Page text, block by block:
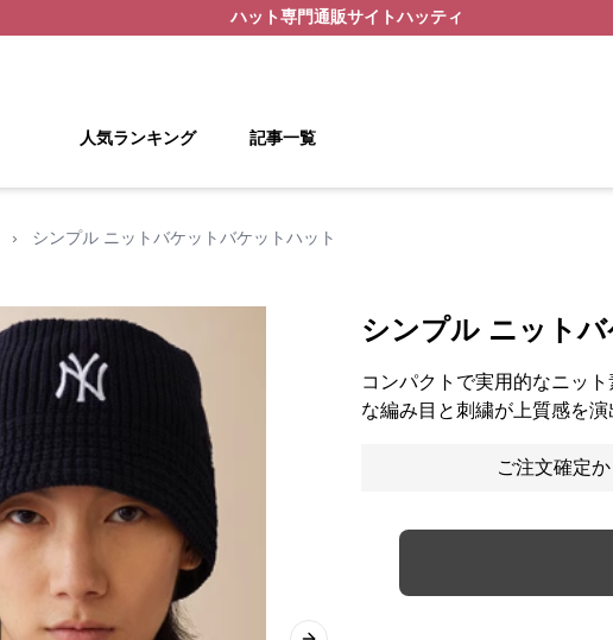
ハット専門通販サイトハッティ
人気ランキング 記事一覧
› シンプル ニットバケットバケットハット
シンプル ニット
コンパクトで実用的なニッ
な編み目と刺繍が上質感を演
ご注文確定